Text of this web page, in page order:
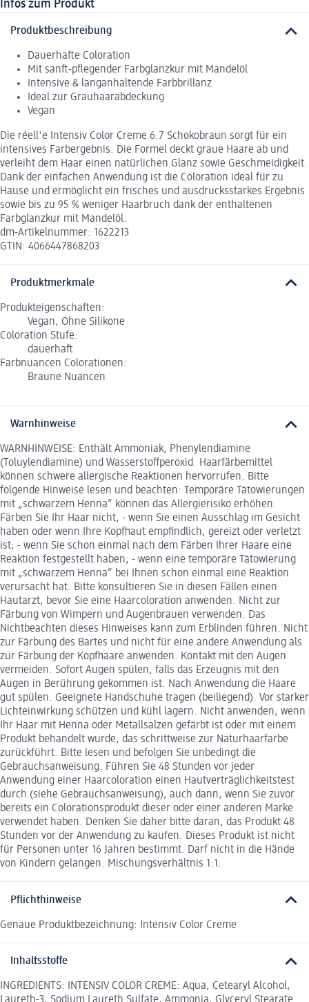
Infos zum Produkt
Produktbeschreibung
Dauerhafte Coloration
Mit sanft-pflegender Farbglanzkur mit Mandelöl
Intensive & langanhaltende Farbbrillanz
Ideal zur Grauhaarabdeckung
Vegan
Die réell'e Intensiv Color Creme 6.7 Schokobraun sorgt für ein
intensives Farbergebnis. Die Formel deckt graue Haare ab und
verleiht dem Haar einen natürlichen Glanz sowie Geschmeidigkeit.
Dank der einfachen Anwendung ist die Coloration ideal für zu
Hause und ermöglicht ein frisches und ausdrucksstarkes Ergebnis
sowie bis zu 95 % weniger Haarbruch dank der enthaltenen
Farbglanzkur mit Mandelöl.
dm-Artikelnummer: 1622213
GTIN: 4066447868203
Produktmerkmale
Produkteigenschaften:
Vegan, Ohne Silikone
Coloration Stufe:
dauerhaft
Farbnuancen Colorationen:
Braune Nuancen
Warnhinweise
WARNHINWEISE: Enthält Ammoniak, Phenylendiamine
(Toluylendiamine) und Wasserstoffperoxid. Haarfärbemittel
können schwere allergische Reaktionen hervorrufen. Bitte
folgende Hinweise lesen und beachten: Temporäre Tätowierungen
mit „schwarzem Henna“ können das Allergierisiko erhöhen.
Färben Sie Ihr Haar nicht, - wenn Sie einen Ausschlag im Gesicht
haben oder wenn Ihre Kopfhaut empfindlich, gereizt oder verletzt
ist; - wenn Sie schon einmal nach dem Färben Ihrer Haare eine
Reaktion festgestellt haben; - wenn eine temporäre Tätowierung
mit „schwarzem Henna“ bei Ihnen schon einmal eine Reaktion
verursacht hat. Bitte konsultieren Sie in diesen Fällen einen
Hautarzt, bevor Sie eine Haarcoloration anwenden. Nicht zur
Färbung von Wimpern und Augenbrauen verwenden. Das
Nichtbeachten dieses Hinweises kann zum Erblinden führen. Nicht
zur Färbung des Bartes und nicht für eine andere Anwendung als
zur Färbung der Kopfhaare anwenden. Kontakt mit den Augen
vermeiden. Sofort Augen spülen, falls das Erzeugnis mit den
Augen in Berührung gekommen ist. Nach Anwendung die Haare
gut spülen. Geeignete Handschuhe tragen (beiliegend). Vor starker
Lichteinwirkung schützen und kühl lagern. Nicht anwenden, wenn
Ihr Haar mit Henna oder Metallsalzen gefärbt ist oder mit einem
Produkt behandelt wurde, das schrittweise zur Naturhaarfarbe
zurückführt. Bitte lesen und befolgen Sie unbedingt die
Gebrauchsanweisung. Führen Sie 48 Stunden vor jeder
Anwendung einer Haarcoloration einen Hautverträglichkeitstest
durch (siehe Gebrauchsanweisung), auch dann, wenn Sie zuvor
bereits ein Colorationsprodukt dieser oder einer anderen Marke
verwendet haben. Denken Sie daher bitte daran, das Produkt 48
Stunden vor der Anwendung zu kaufen. Dieses Produkt ist nicht
für Personen unter 16 Jahren bestimmt. Darf nicht in die Hände
von Kindern gelangen. Mischungsverhältnis 1:1.
Pflichthinweise
Genaue Produktbezeichnung: Intensiv Color Creme
Inhaltsstoffe
INGREDIENTS: INTENSIV COLOR CREME: Aqua, Cetearyl Alcohol,